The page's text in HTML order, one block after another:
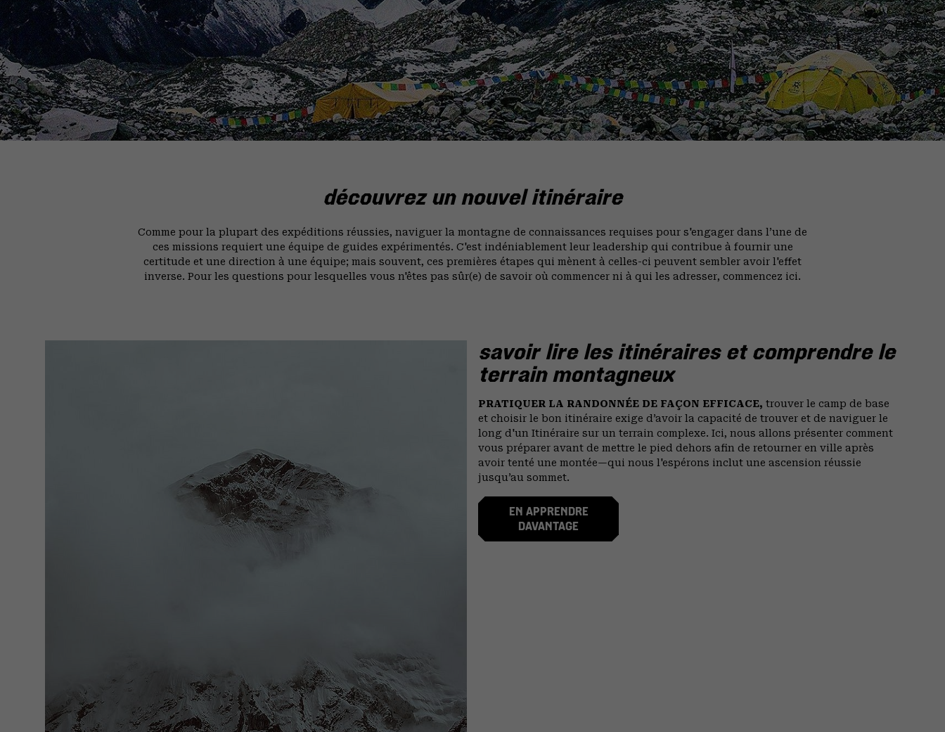
découvrez un nouvel itinéraire
Comme pour la plupart des expéditions réussies, naviguer la montagne de connaissances requises pour s'engager dans l’une de
ces missions requiert une équipe de guides expérimentés. C'est indéniablement leur leadership qui contribue à fournir une
certitude et une direction à une équipe; mais souvent, ces premières étapes qui mènent à celles-ci peuvent sembler avoir l'effet
inverse. Pour les questions pour lesquelles vous n'êtes pas sûr(e) de savoir où commencer ni à qui les adresser, commencez ici.
savoir lire les itinéraires et comprendre le
terrain montagneux
PRATIQUER LA RANDONNÉE DE FAÇON EFFICACE, trouver le camp de base
et choisir le bon itinéraire exige d’avoir la capacité de trouver et de naviguer le
long d'un Itinéraire sur un terrain complexe. Ici, nous allons présenter comment
vous préparer avant de mettre le pied dehors afin de retourner en ville après
avoir tenté une montée—qui nous l'espérons inclut une ascension réussie
jusqu’au sommet.
EN APPRENDRE
DAVANTAGE